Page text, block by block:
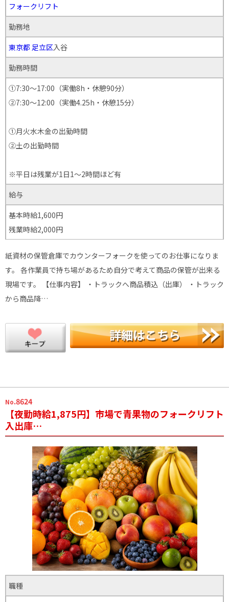
フォークリフト
勤務地
東京都 足立区入谷
勤務時間
①7:30～17:00（実働8h・休憩90分）
②7:30～12:00（実働4.25h・休憩15分）
①月火水木金の出勤時間
②土の出勤時間
※平日は残業が1日1～2時間ほど有
給与
基本時給1,600円
残業時給2,000円
紙資材の保管倉庫でカウンターフォークを使ってのお仕事になりま
す。 各作業員で持ち場があるため自分で考えて商品の保管が出来る
現場です。 【仕事内容】 ・トラックへ商品積込（出庫） ・トラック
から商品降…
No.8624
【夜勤時給1,875円】市場で青果物のフォークリフト
入出庫…
職種